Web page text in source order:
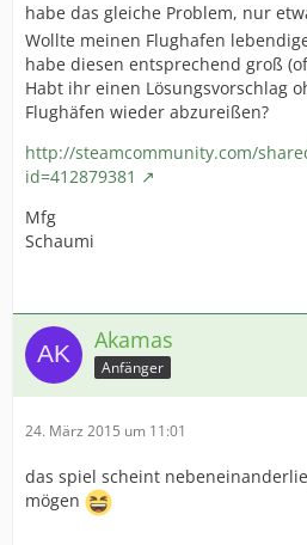
habe das gleiche Problem, nur
Wollte meinen Flughafen
habe diesen entsprechend groß
Habt ihr einen Lösungsvorschlag
Flughäfen wieder abzureißen?
http://steamcommunity.com/
id=412879381
Mfg
Schaumi
Akamas
Anfänger
24. März 2015 um 11:01
das spiel scheint
mögen